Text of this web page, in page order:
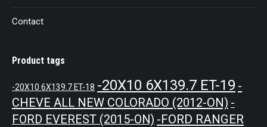
Contact
Product tags
-20X10 6X139.7 ET-18 -20X10 6X139.7 ET-19 -
CHEVE ALL NEW COLORADO (2012-ON) -
FORD EVEREST (2015-ON) -FORD RANGER